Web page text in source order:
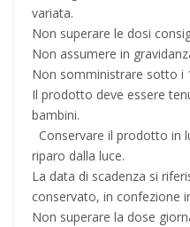
variata.
Non superare le dosi
Non assumere in
Non somministrare sotto i
Il prodotto deve essere
bambini.
Conservare il prodotto in
riparo dalla luce.
La data di scadenza si
conservato, in confezione
Non superare la dose